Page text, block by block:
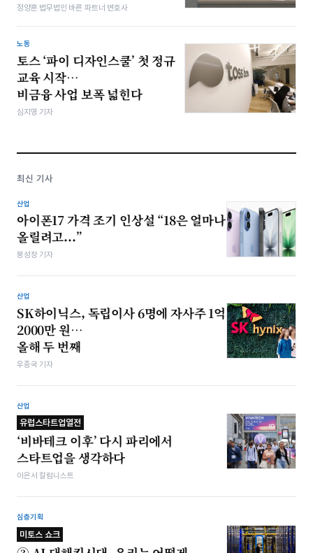
정양훈 법무법인 바른 파트너 변호사
노동
토스 ‘파이 디자인스쿨’ 첫 정규
교육 시작…
비금융 사업 보폭 넓힌다
심지영 기자
최신 기사
산업
아이폰17 가격 조기 인상설 “18은 얼마나
올릴려고...”
봉성창 기자
산업
SK하이닉스, 독립이사 6명에 자사주 1억
2000만 원…
올해 두 번째
우종국 기자
산업
유럽스타트업열전
‘비바테크 이후’ 다시 파리에서
스타트업을 생각하다
이은서 칼럼니스트
심층기획
미토스 쇼크